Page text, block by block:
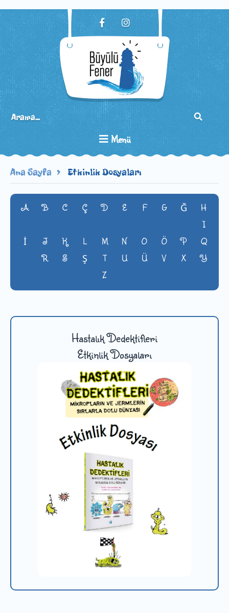
Menü
Ana Sayfa Etkinlik Dosyaları
A B C Ç D E F G Ğ
H
I
İ
J K L M N O Ö P
Q
R
S Ş T U Ü V X
Y
Z
Hastalık Dedektifleri
Etkinlik Dosyaları